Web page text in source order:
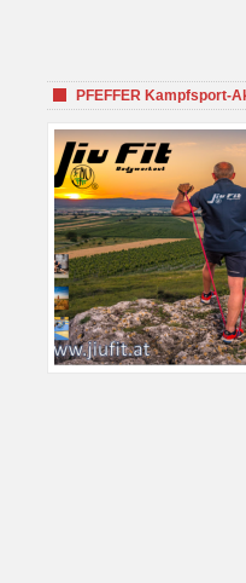
PFEFFER Kampfsport-